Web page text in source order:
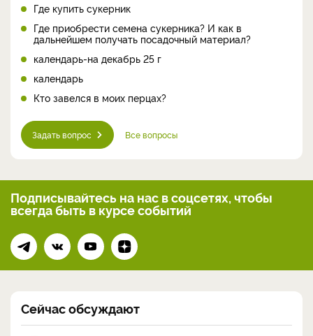
Где купить сукерник
Где приобрести семена сукерника? И как в
дальнейшем получать посадочный материал?
календарь-на декабрь 25 г
календарь
Кто завелся в моих перцах?
Задать вопрос Все вопросы
Подписывайтесь на нас в соцсетях, чтобы
всегдабыть в курсе событий
Сейчас обсуждают